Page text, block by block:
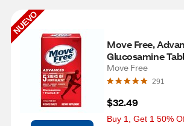
NUEVO
Move Free,
Glucosamine
Move Free
291
$32.49
Buy 1, Get 1 50%